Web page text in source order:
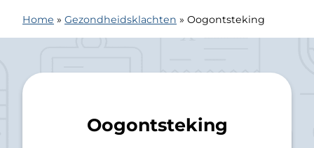
Home » Gezondheidsklachten » Oogontsteking
Oogontsteking